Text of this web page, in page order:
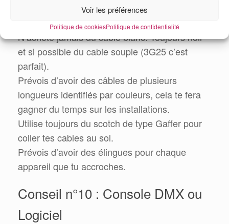
Voir les préférences
Politique de cookiesPolitique de confidentialité
important et t’évitera bien des problèmes en
prestation.
N’achète jamais du cable blanc. Toujours noir
et si possible du cable souple (3G25 c’est
parfait).
Prévois d’avoir des câbles de plusieurs
longueurs identifiés par couleurs, cela te fera
gagner du temps sur les installations.
Utilise toujours du scotch de type Gaffer pour
coller tes cables au sol.
Prévois d’avoir des élingues pour chaque
appareil que tu accroches.
Conseil n°10 : Console DMX ou
Logiciel